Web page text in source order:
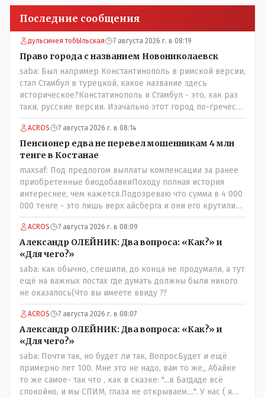
Последние сообщения
дульсинея тобЫльская 7 августа 2026 г. в 08:19
Право города с названием Новониколаевск
saba: Был например Константинополь в римской версии,
стал Стамбул в турецкой, какое название здесь
историческое?Констатинополь и Стамбул - это, как раз
таки, русские версии. Изачально этот город по-гречески
назывался Бизантиов, а на латыни - Бизантинум. Потом
он стал Константинополисом. Турки до 1930 года
назваали его Константиние. И лишь в 1930 году
переименовали в Истанбул.
ACROS 7 августа 2026 г. в 08:14
Пенсионер едва не перевел мошенникам 4 млн
тенге в Костанае
maxsaf: Под предлогом выплаты компенсации за ранее
приобретенные биодобавкиПоходу полная история
интереснее, чем кажется.Подозреваю что сумма в 4 000
000 тенге - это лишь верх айсберга и они его крутили
по полной за эти биодобавки.
ACROS 7 августа 2026 г. в 08:09
Александр ОЛЕЙНИК: Два вопроса: «Как?» и
«Для чего?»
saba: как обычно, спешили, до конца не продумали, а тут
ещё на важных постах где думать должны были никого
не оказалось(Что вы имеете ввиду ??
ACROS 7 августа 2026 г. в 08:07
Александр ОЛЕЙНИК: Два вопроса: «Как?» и
«Для чего?»
saba: Почти так, но будет ли так, ВопросБудет и ещё
примерно лет 100. Мне это не надо, вам то же,, Абайке
то же самое- так что , как в сказке: "...в Багдаде всё
спокойно, и мы СПИМ, глаза не открываем....". У нас ( я